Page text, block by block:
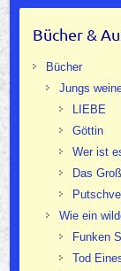
Bücher &
Bücher
Jungs
LIEBE
Göttin
Wer ist
Das
Wie ein
Funken
Tod